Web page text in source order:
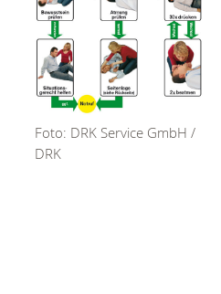
Foto: DRK Service GmbH /
DRK